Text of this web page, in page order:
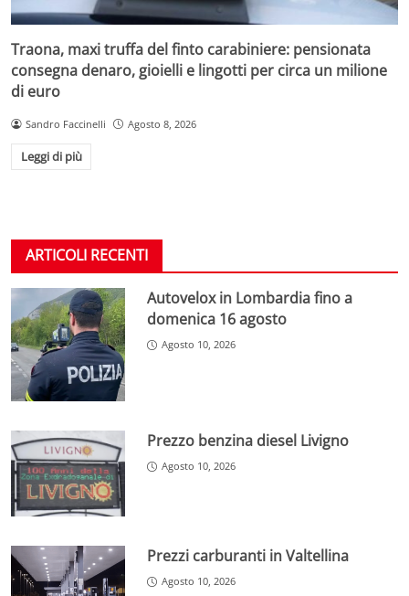
Traona, maxi truffa del finto carabiniere: pensionata
consegna denaro, gioielli e lingotti per circa un milione
di euro
Sandro Faccinelli Agosto 8, 2026
Leggi di più
ARTICOLI RECENTI
Autovelox in Lombardia fino a
domenica 16 agosto
Agosto 10, 2026
Prezzo benzina diesel Livigno
Agosto 10, 2026
Prezzi carburanti in Valtellina
Agosto 10, 2026